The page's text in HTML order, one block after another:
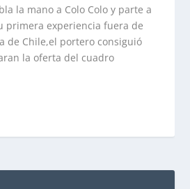
la mano a Colo Colo y parte a
primera experiencia fuera de
de Chile,el portero consiguió
la oferta del cuadro